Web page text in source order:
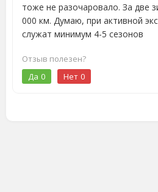
тоже не разочаровало. За две
000 км. Думаю, при активной
служат минимум 4-5 сезонов
Отзыв полезен?
Да 0 Нет 0